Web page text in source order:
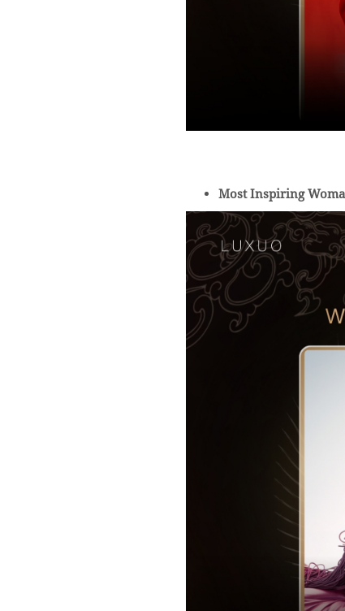
Most Inspiring